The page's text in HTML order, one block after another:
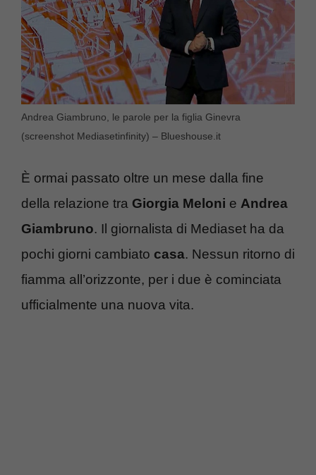
Andrea Giambruno, le parole per la figlia Ginevra
(screenshot Mediasetinfinity) – Blueshouse.it
È ormai passato oltre un mese dalla fine
della relazione tra Giorgia Meloni e Andrea
Giambruno. Il giornalista di Mediaset ha da
pochi giorni cambiato casa. Nessun ritorno di
fiamma all’orizzonte, per i due è cominciata
ufficialmente una nuova vita.